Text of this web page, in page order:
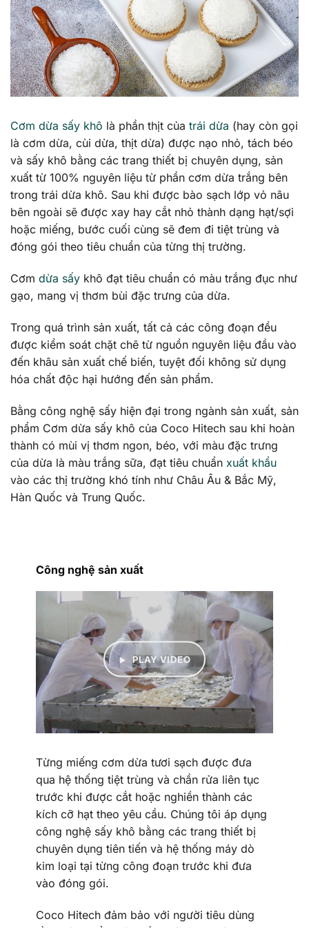
Cơm dừa sấy khô là phần thịt của trái dừa (hay còn gọi
là cơm dừa, cùi dừa, thịt dừa) được nạo nhỏ, tách béo
và sấy khô bằng các trang thiết bị chuyên dụng, sản
xuất từ 100% nguyên liệu từ phần cơm dừa trắng bên
trong trái dừa khô. Sau khi được bào sạch lớp vỏ nâu
bên ngoài sẽ được xay hay cắt nhỏ thành dạng hạt/sợi
hoặc miếng, bước cuối cùng sẽ đem đi tiệt trùng và
đóng gói theo tiêu chuẩn của từng thị trường.
Cơm dừa sấy khô đạt tiêu chuẩn có màu trắng đục như
gạo, mang vị thơm bùi đặc trưng của dừa.
Trong quá trình sản xuất, tất cả các công đoạn đều
được kiểm soát chặt chẽ từ nguồn nguyên liệu đầu vào
đến khâu sản xuất chế biến, tuyệt đối không sử dụng
hóa chất độc hại hướng đến sản phẩm.
Bằng công nghệ sấy hiện đại trong ngành sản xuất, sản
phẩm Cơm dừa sấy khô của Coco Hitech sau khi hoàn
thành có mùi vị thơm ngon, béo, với màu đặc trưng
của dừa là màu trắng sữa, đạt tiêu chuẩn xuất khẩu
vào các thị trường khó tính như Châu Âu & Bắc Mỹ,
Hàn Quốc và Trung Quốc.
Công nghệ sản xuất
PLAY VIDEO
Từng miếng cơm dừa tươi sạch được đưa
qua hệ thống tiệt trùng và chần rửa liên tục
trước khi được cắt hoặc nghiền thành các
kích cỡ hạt theo yêu cầu. Chúng tôi áp dụng
công nghệ sấy khô bằng các trang thiết bị
chuyên dụng tiên tiến và hệ thống máy dò
kim loại tại từng công đoạn trước khi đưa
vào đóng gói.
Coco Hitech đảm bảo với người tiêu dùng